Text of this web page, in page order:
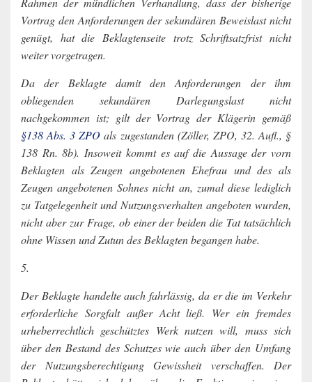
Vortrag den Anforderungen der sekundären Beweislast nicht
genügt, hat die Beklagtenseite trotz Schriftsatzfrist nicht
weiter vorgetragen.
Da der Beklagte damit den Anforderungen der ihm
obliegenden sekundären Darlegungslast nicht
nachgekommen ist; gilt der Vortrag der Klägerin gemäß
§138 Abs. 3 ZPO als zugestanden (Zöller, ZPO, 32. Aufl., §
138 Rn. 8b). Insoweit kommt es auf die Aussage der vorn
Beklagten als Zeugen angebotenen Ehefrau und des als
Zeugen angebotenen Sohnes nicht an, zumal diese lediglich
zu Tatgelegenheit und Nutzungsverhalten angeboten wurden,
nicht aber zur Frage, ob einer der beiden die Tat tatsächlich
ohne Wissen und Zutun des Beklagten begangen habe.
5.
Der Beklagte handelte auch fahrlässig, da er die im Verkehr
erforderliche Sorgfalt außer Acht ließ. Wer ein fremdes
urheberrechtlich geschütztes Werk nutzen will, muss sich
über den Bestand des Schutzes wie auch über den Umfang
der Nutzungsberechtigung Gewissheit verschaffen. Der